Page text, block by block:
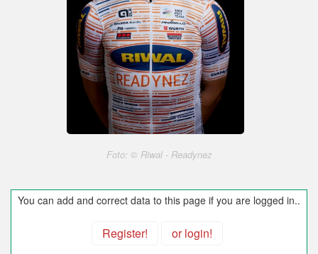
Foto: © Riwal - Readynez
You can add and correct data to this page if you are logged in..
Register! or login!